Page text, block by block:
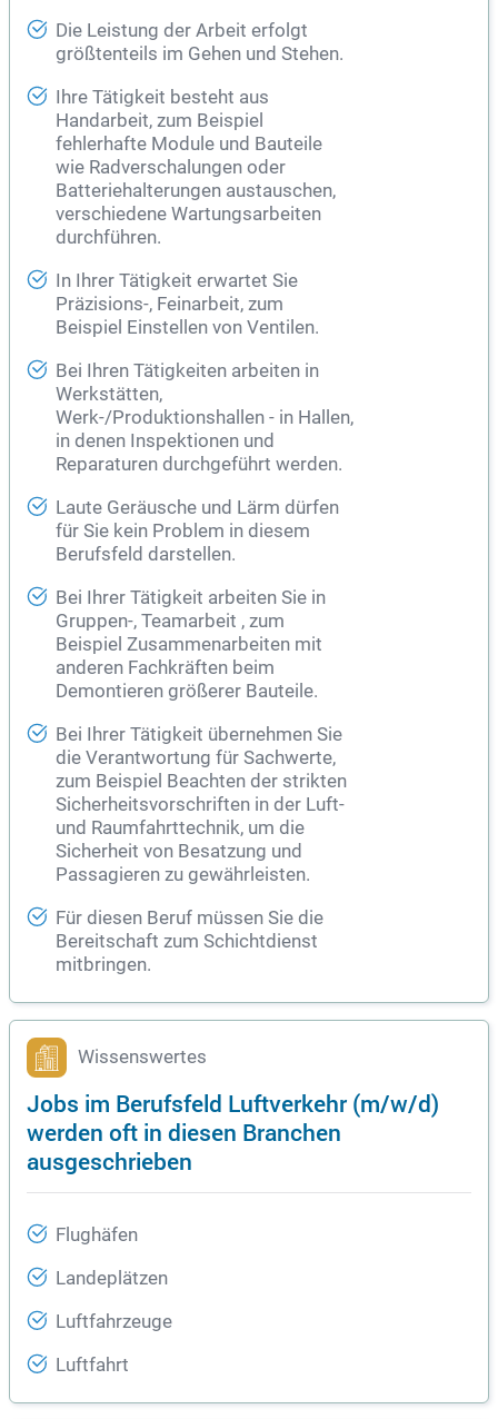
Die Leistung der Arbeit erfolgt
größtenteils im Gehen und Stehen.
Ihre Tätigkeit besteht aus
Handarbeit, zum Beispiel
fehlerhafte Module und Bauteile
wie Radverschalungen oder
Batteriehalterungen austauschen,
verschiedene Wartungsarbeiten
durchführen.
In Ihrer Tätigkeit erwartet Sie
Präzisions-, Feinarbeit, zum
Beispiel Einstellen von Ventilen.
Bei Ihren Tätigkeiten arbeiten in
Werkstätten,
Werk-/Produktionshallen - in Hallen,
in denen Inspektionen und
Reparaturen durchgeführt werden.
Laute Geräusche und Lärm dürfen
für Sie kein Problem in diesem
Berufsfeld darstellen.
Bei Ihrer Tätigkeit arbeiten Sie in
Gruppen-, Teamarbeit , zum
Beispiel Zusammenarbeiten mit
anderen Fachkräften beim
Demontieren größerer Bauteile.
Bei Ihrer Tätigkeit übernehmen Sie
die Verantwortung für Sachwerte,
zum Beispiel Beachten der strikten
Sicherheitsvorschriften in der Luft-
und Raumfahrttechnik, um die
Sicherheit von Besatzung und
Passagieren zu gewährleisten.
Für diesen Beruf müssen Sie die
Bereitschaft zum Schichtdienst
mitbringen.
Wissenswertes
Jobs im Berufsfeld Luftverkehr (m/w/d)
werden oft in diesen Branchen
ausgeschrieben
Flughäfen
Landeplätzen
Luftfahrzeuge
Luftfahrt